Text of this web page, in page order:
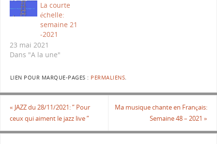
La courte
échelle:
semaine 21
-2021
23 mai 2021
Dans "A la une"
LIEN POUR MARQUE-PAGES : PERMALIENS
« JAZZ du 28/11/2021: ” Pour
ceux qui aiment le jazz live ”
Ma musique chante en Français:
Semaine 48 – 2021»